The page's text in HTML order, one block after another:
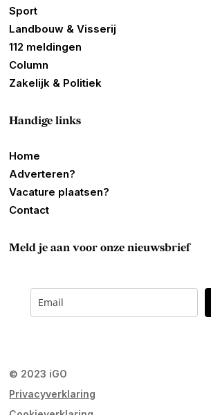
Sport
Landbouw & Visserij
112 meldingen
Column
Zakelijk & Politiek
Handige links
Home
Adverteren?
Vacature plaatsen?
Contact
Meld je aan voor onze nieuwsbrief
© 2023 iGO
Privacyverklaring